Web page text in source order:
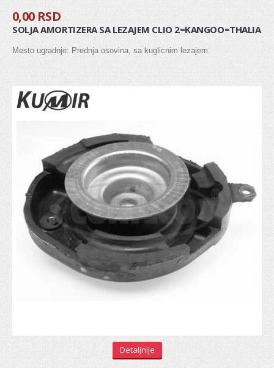
SENZOR
Senzor bregaste
Senzor radilice
Senzor detonacije
REMENICA
Remenica bregaste
Remenica alternatora
Remenica PK kaisa
Remenica radilice
LANCI I LANČANICI
PUMPA ZA ULJE
VENTIL, ODUŠAK BLOKA MOTORA
ŠASIJA I UPRAVLJANJE
0,00 RSD
SOLJA AMORTIZERA SA LEZAJEM CLIO 2=KANGOO=THALIA
Mesto ugradnje: Prednja osovina, sa kuglicnim lezajem.
Detaljnije